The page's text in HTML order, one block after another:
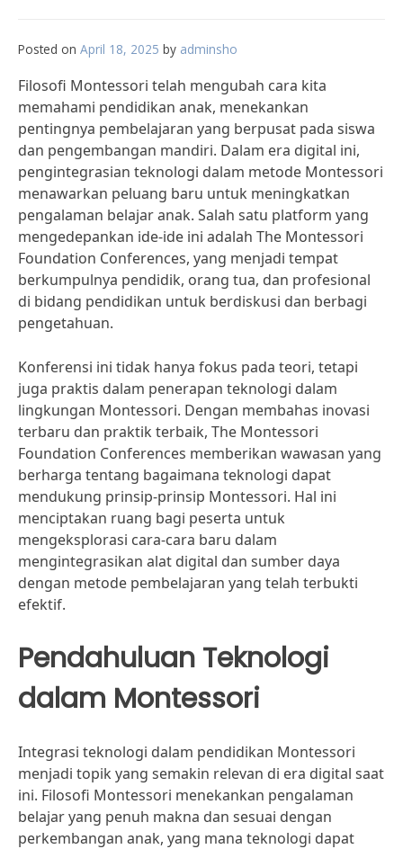
Posted on April 18, 2025 by adminsho
Filosofi Montessori telah mengubah cara kita
memahami pendidikan anak, menekankan
pentingnya pembelajaran yang berpusat pada siswa
dan pengembangan mandiri. Dalam era digital ini,
pengintegrasian teknologi dalam metode Montessori
menawarkan peluang baru untuk meningkatkan
pengalaman belajar anak. Salah satu platform yang
mengedepankan ide-ide ini adalah The Montessori
Foundation Conferences, yang menjadi tempat
berkumpulnya pendidik, orang tua, dan profesional
di bidang pendidikan untuk berdiskusi dan berbagi
pengetahuan.
Konferensi ini tidak hanya fokus pada teori, tetapi
juga praktis dalam penerapan teknologi dalam
lingkungan Montessori. Dengan membahas inovasi
terbaru dan praktik terbaik, The Montessori
Foundation Conferences memberikan wawasan yang
berharga tentang bagaimana teknologi dapat
mendukung prinsip-prinsip Montessori. Hal ini
menciptakan ruang bagi peserta untuk
mengeksplorasi cara-cara baru dalam
mengintegrasikan alat digital dan sumber daya
dengan metode pembelajaran yang telah terbukti
efektif.
Pendahuluan Teknologi
dalam Montessori
Integrasi teknologi dalam pendidikan Montessori
menjadi topik yang semakin relevan di era digital saat
ini. Filosofi Montessori menekankan pengalaman
belajar yang penuh makna dan sesuai dengan
perkembangan anak, yang mana teknologi dapat